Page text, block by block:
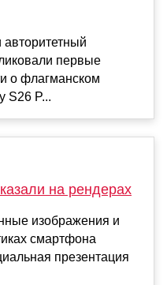
первые
о флагманском
S26 P...
на рендерах
изображения и
смартфона
презентация